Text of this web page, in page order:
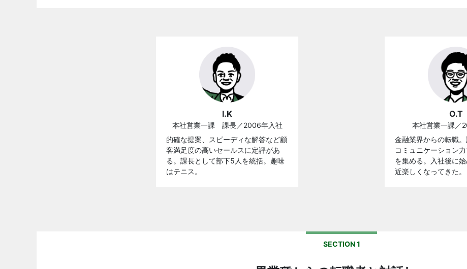
I.K
本社営業一課 課長／2006年入社
的確な提案、スピーディな解答など顧
客満足度の高いセールスに定評があ
る。課長として部下5人を統括。趣味
はテニス。
O.T
本社営業一課／
金融業界からの転職
コミュニケーション
を集める。入社後に
近楽しくなってきた。
SECTION 1